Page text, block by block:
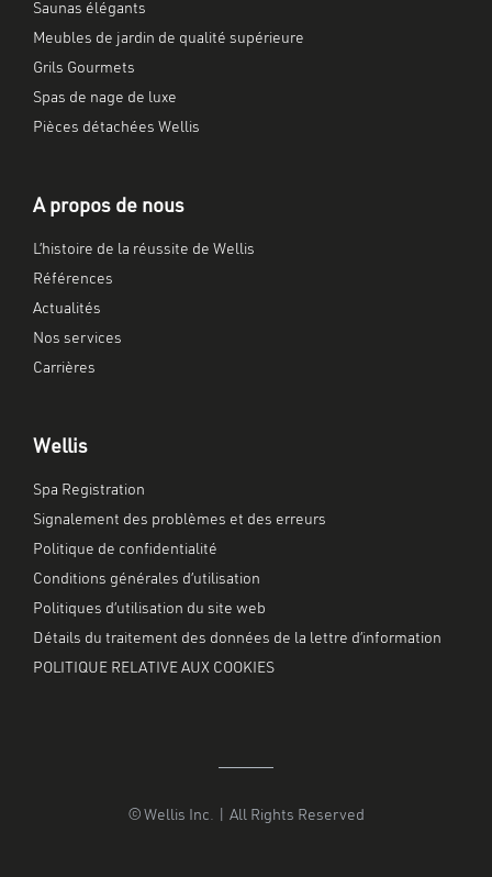
Saunas élégants
Meubles de jardin de qualité supérieure
Grils Gourmets
Spas de nage de luxe
Pièces détachées Wellis
A propos de nous
L’histoire de la réussite de Wellis
Références
Actualités
Nos services
Carrières
Wellis
Spa Registration
Signalement des problèmes et des erreurs
Politique de confidentialité
Conditions générales d’utilisation
Politiques d’utilisation du site web
Détails du traitement des données de la lettre d’information
POLITIQUE RELATIVE AUX COOKIES
© Wellis Inc. | All Rights Reserved